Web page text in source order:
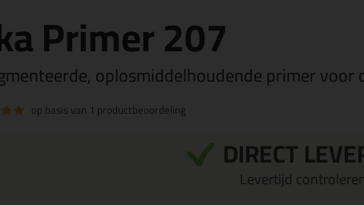
Primer 207
oplosmiddelhoudende primer voor
op basis van 1 productbeoordeling
DIRECT
Levertijd